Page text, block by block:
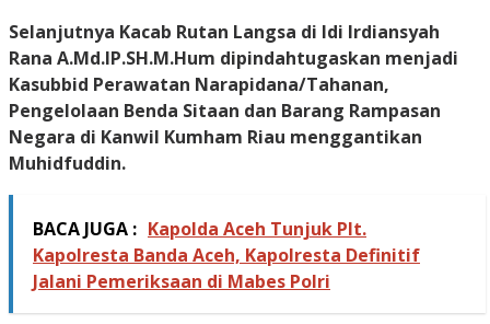
Selanjutnya Kacab Rutan Langsa di Idi Irdiansyah
Rana A.Md.IP.SH.M.Hum dipindahtugaskan menjadi
Kasubbid Perawatan Narapidana/Tahanan,
Pengelolaan Benda Sitaan dan Barang Rampasan
Negara di Kanwil Kumham Riau menggantikan
Muhidfuddin.
BACA JUGA : Kapolda Aceh Tunjuk Plt.
Kapolresta Banda Aceh, Kapolresta Definitif
Jalani Pemeriksaan di Mabes Polri